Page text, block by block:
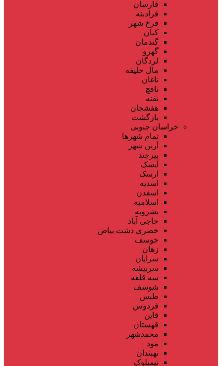
فارسان
فرادبنه
فرخ شهر
کیان
گندمان
گهرو
لردگان
مال خلیفه
ناغان
نافچ
نقنه
هفشجان
بازگشت
خراسان جنوبی
تمام شهر‌ها
آرین شهر
بیرجند
آیسک
ارسک
اسدیه
اسفدن
اسلامیه
بشرویه
حاجی آباد
خضری دشت بیاض
خوسف
زهان
سرایان
سربیشه
سه قلعه
شوسف
طبس
فردوس
قاین
قهستان
محمدشهر
مود
نهبندان
نیمبلوک